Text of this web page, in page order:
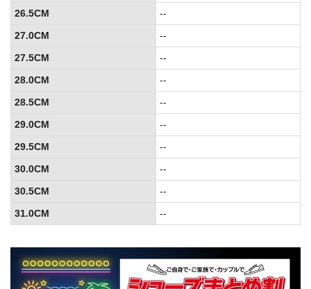
26.5CM
--
27.0CM
--
27.5CM
--
28.0CM
--
28.5CM
--
29.0CM
--
29.5CM
--
30.0CM
--
30.5CM
--
31.0CM
--